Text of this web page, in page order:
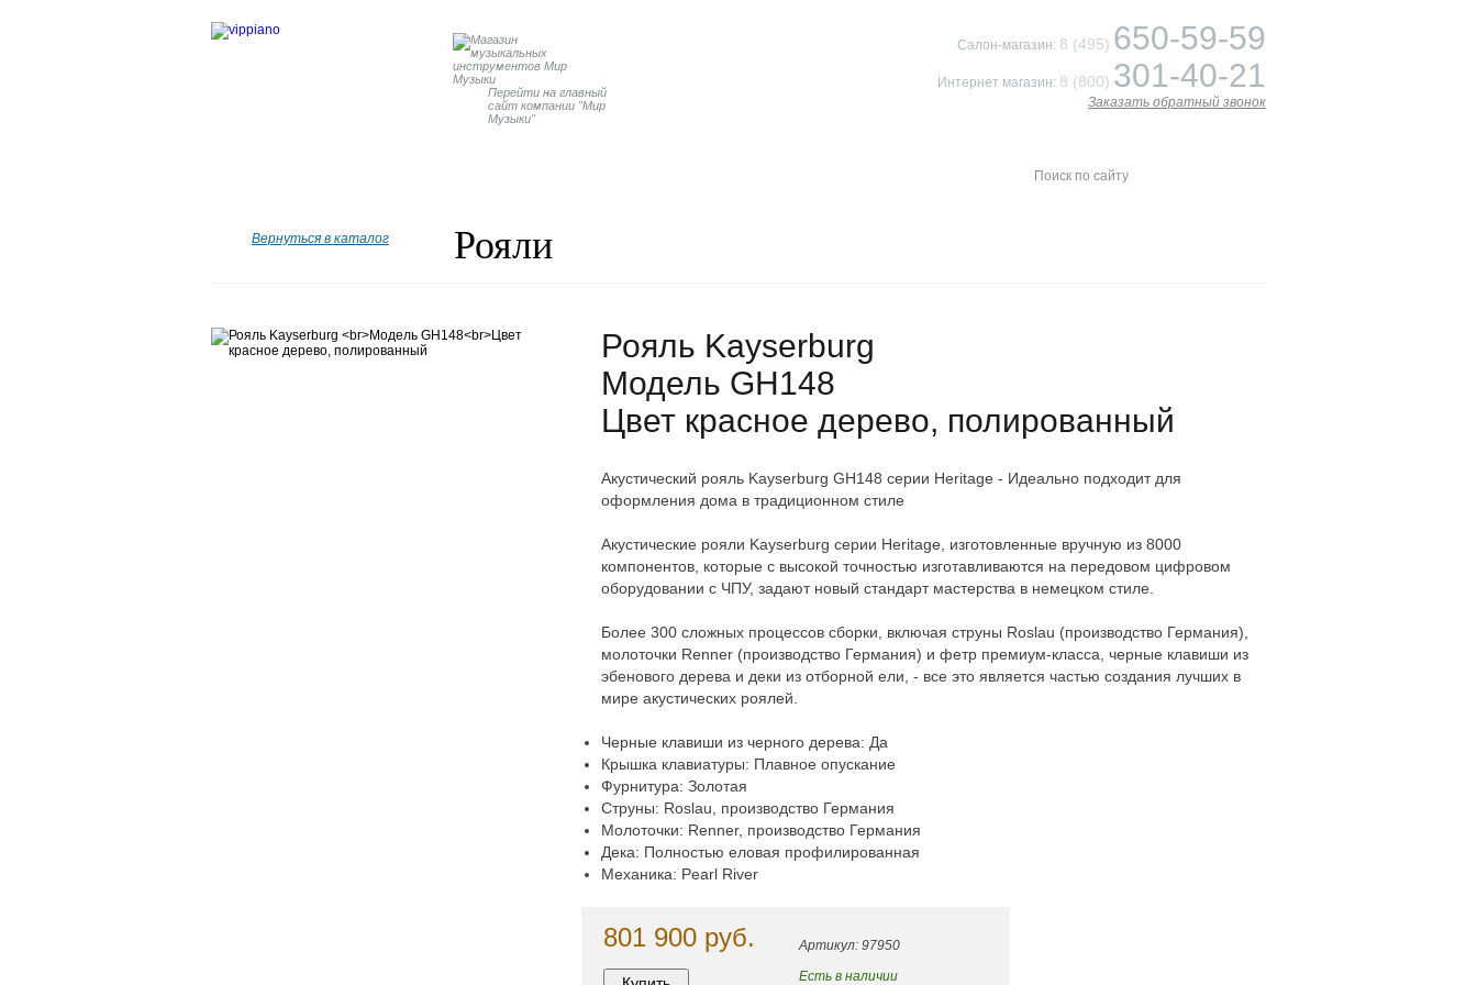
Cалон-магазин: 8 (495) 650-59-59
Интернет магазин: 8 (800) 301-40-21
Заказать обратный звонок
Перейти на главный
сайт компании "Мир
Музыки"
Вернуться в каталог Рояли
Рояль Kayserburg
Модель GH148
Цвет красное дерево, полированный
Акустический рояль Kayserburg GH148 серии Heritage - Идеально подходит для
оформления дома в традиционном стиле
Акустические рояли Kayserburg серии Heritage, изготовленные вручную из 8000
компонентов, которые с высокой точностью изготавливаются на передовом цифровом
оборудовании с ЧПУ, задают новый стандарт мастерства в немецком стиле.
Более 300 сложных процессов сборки, включая струны Roslau (производство Германия),
молоточки Renner (производство Германия) и фетр премиум-класса, черные клавиши из
эбенового дерева и деки из отборной ели, - все это является частью создания лучших в
мире акустических роялей.
Черные клавиши из черного дерева: Да
Крышка клавиатуры: Плавное опускание
Фурнитура: Золотая
Струны: Roslau, производство Германия
Молоточки: Renner, производство Германия
Дека: Полностью еловая профилированная
Механика: Pearl River
801 900 руб.
Артикул: 97950
Есть в наличии